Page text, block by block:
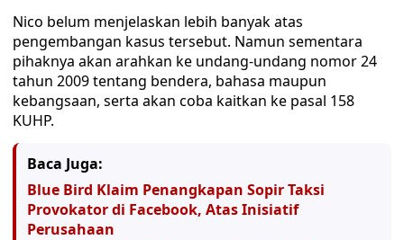
Nico belum menjelaskan lebih banyak atas
pengembangan kasus tersebut. Namun sementara
pihaknya akan arahkan ke undang-undang nomor 24
tahun 2009 tentang bendera, bahasa maupun
kebangsaan, serta akan coba kaitkan ke pasal 158
KUHP.
Baca Juga:
Blue Bird Klaim Penangkapan Sopir Taksi
Provokator di Facebook, Atas Inisiatif
Perusahaan